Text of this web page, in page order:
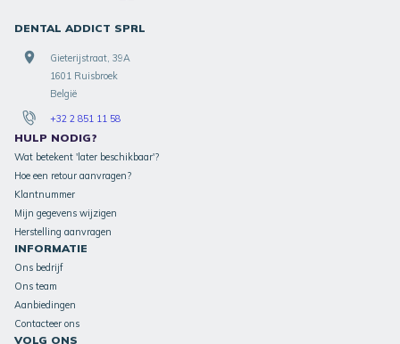
DENTAL ADDICT SPRL
Gieterijstraat, 39A
1601 Ruisbroek
België
+32 2 851 11 58
HULP NODIG?
Wat betekent 'later beschikbaar'?
Hoe een retour aanvragen?
Klantnummer
Mijn gegevens wijzigen
Herstelling aanvragen
INFORMATIE
Ons bedrijf
Ons team
Aanbiedingen
Contacteer ons
VOLG ONS